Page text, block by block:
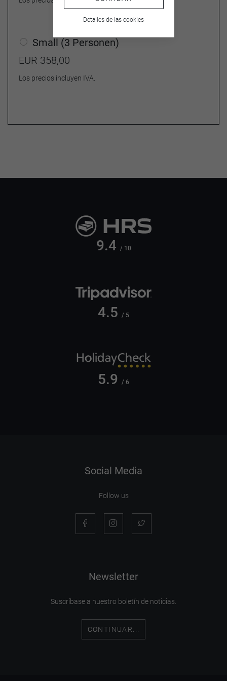
Small (3 Personen)
EUR 358,00
Los precios incluyen IVA.
9.4 / 10
4.5 / 5
5.9 / 6
Social Media
Follow us
Newsletter
Suscríbase a nuestro boletín de noticias.
CONTINUAR...
Detalles de las cookies